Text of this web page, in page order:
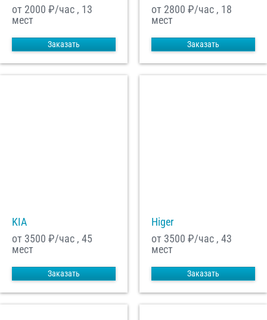
от 2000 ₽/час , 13
мест
Заказать
от 2800 ₽/час , 18
мест
Заказать
KIA
от 3500 ₽/час , 45
мест
Заказать
Higer
от 3500 ₽/час , 43
мест
Заказать